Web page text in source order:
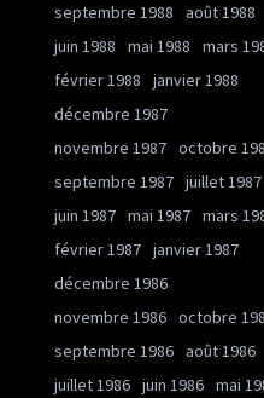
septembre 1988
août 1988
juin 1988
mai 1988
mars
février 1988
janvier 1988
décembre 1987
novembre 1987 octobre
septembre 1987 juillet 1987
juin 1987 mai 1987 mars
février 1987 janvier 1987
décembre 1986
novembre 1986 octobre
septembre 1986 août 1986
juillet 1986 juin 1986 mai